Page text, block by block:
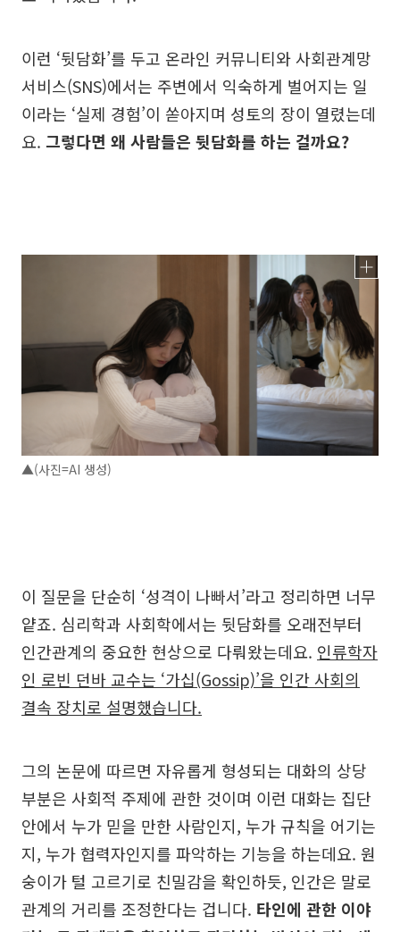
이런 ‘뒷담화’를 두고 온라인 커뮤니티와 사회관계망
서비스(SNS)에서는 주변에서 익숙하게 벌어지는 일
이라는 ‘실제 경험’이 쏟아지며 성토의 장이 열렸는데
요. 그렇다면 왜 사람들은 뒷담화를 하는 걸까요?
▲(사진=AI 생성)
이 질문을 단순히 ‘성격이 나빠서’라고 정리하면 너무
얕죠. 심리학과 사회학에서는 뒷담화를 오래전부터
인간관계의 중요한 현상으로 다뤄왔는데요. 인류학자
인 로빈 던바 교수는 ‘가십(Gossip)’을 인간 사회의
결속 장치로 설명했습니다.
그의 논문에 따르면 자유롭게 형성되는 대화의 상당
부분은 사회적 주제에 관한 것이며 이런 대화는 집단
안에서 누가 믿을 만한 사람인지, 누가 규칙을 어기는
지, 누가 협력자인지를 파악하는 기능을 하는데요. 원
숭이가 털 고르기로 친밀감을 확인하듯, 인간은 말로
관계의 거리를 조정한다는 겁니다. 타인에 관한 이야